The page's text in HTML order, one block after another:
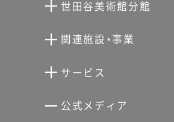
世田谷美術館分館
向井潤吉アトリエ館
分館スケジュール
関連施設・事業
サービス
せたがやアーツカード
公式メディア